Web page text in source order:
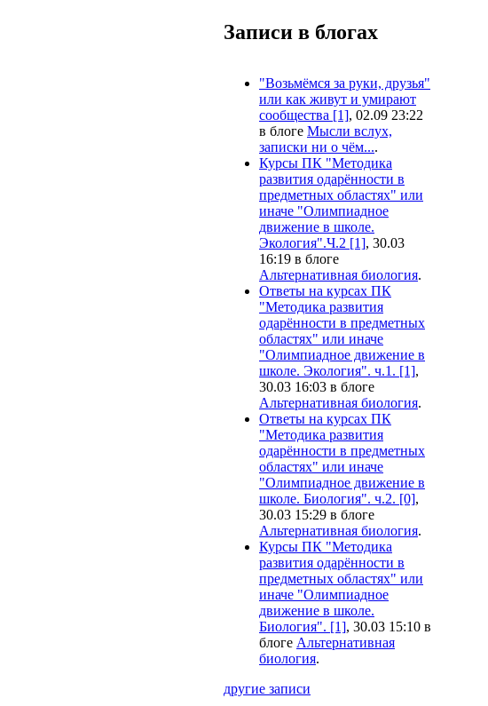
Записи в блогах
"Возьмёмся за руки, друзья"
или как живут и умирают
сообщества [1], 02.09 23:22
в блоге Мысли вслух,
записки ни о чём....
Курсы ПК "Методика
развития одарённости в
предметных областях" или
иначе "Олимпиадное
движение в школе.
Экология".Ч.2 [1], 30.03
16:19 в блоге
Альтернативная биология.
Ответы на курсах ПК
"Методика развития
одарённости в предметных
областях" или иначе
"Олимпиадное движение в
школе. Экология". ч.1. [1],
30.03 16:03 в блоге
Альтернативная биология.
Ответы на курсах ПК
"Методика развития
одарённости в предметных
областях" или иначе
"Олимпиадное движение в
школе. Биология". ч.2. [0],
30.03 15:29 в блоге
Альтернативная биология.
Курсы ПК "Методика
развития одарённости в
предметных областях" или
иначе "Олимпиадное
движение в школе.
Биология". [1], 30.03 15:10 в
блоге Альтернативная
биология.
другие записи